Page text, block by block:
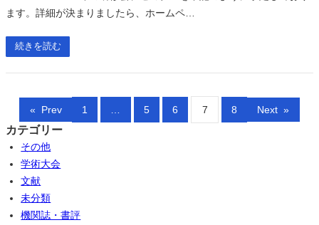
ます。詳細が決まりましたら、ホームペ…
続きを読む
« Prev 1 5 6 7 8 Next »
カテゴリー
その他
学術大会
文献
未分類
機関誌・書評